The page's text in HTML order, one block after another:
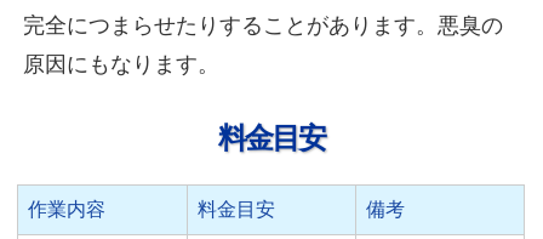
完全につまらせたりすることがあります。悪臭の
原因にもなります。
料金目安
作業内容 料金目安 備考